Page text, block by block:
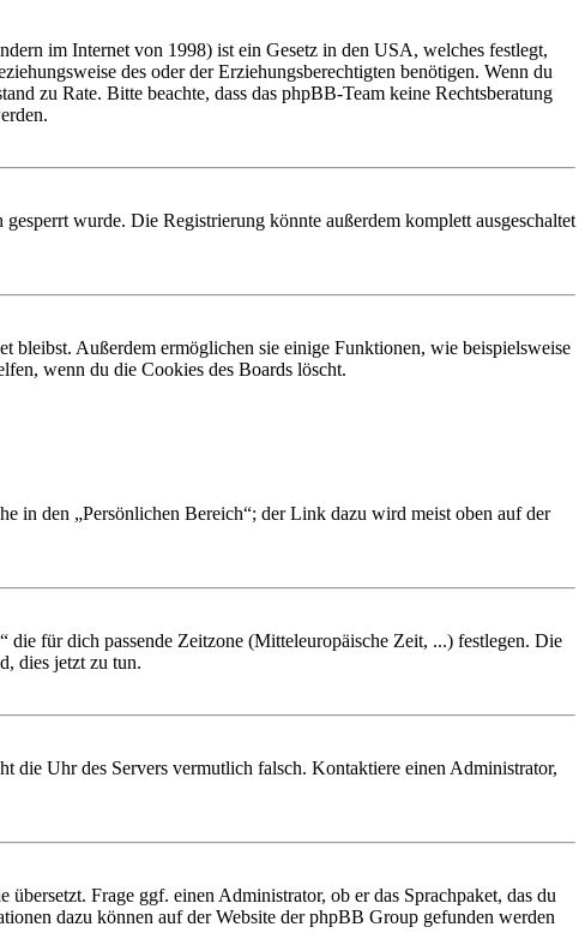
im Internet von 1998) ist ein Gesetz in den USA, welches festlegt,
des oder der Erziehungsberechtigten benötigen. Wenn du
zu Rate. Bitte beachte, dass das phpBB-Team keine Rechtsberatung
wurde. Die Registrierung könnte außerdem komplett ausgeschaltet
bleibst. Außerdem ermöglichen sie einige Funktionen, wie beispielsweise
wenn du die Cookies des Boards löscht.
in den „Persönlichen Bereich“; der Link dazu wird meist oben auf der
für dich passende Zeitzone (Mitteleuropäische Zeit, ...) festlegen. Die
dies jetzt zu tun.
die Uhr des Servers vermutlich falsch. Kontaktiere einen Administrator,
Frage ggf. einen Administrator, ob er das Sprachpaket, das du
dazu können auf der Website der phpBB Group gefunden werden